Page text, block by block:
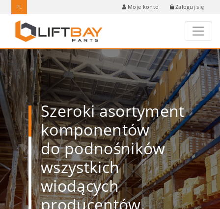
PL Moje konto Zaloguj się
Szeroki asortyment
komponentów
do podnośników
wszystkich
wiodących
producentów.